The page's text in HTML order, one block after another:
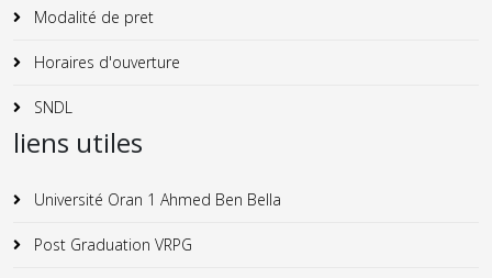
Modalité de pret
Horaires d'ouverture
SNDL
liens utiles
Université Oran 1 Ahmed Ben Bella
Post Graduation VRPG